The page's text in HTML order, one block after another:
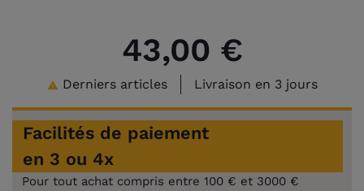
43,00 €
 Derniers articles Livraison en 3 jours
Facilités de paiement
en 3 ou 4x
Pour tout achat compris entre 100 € et 3000 €